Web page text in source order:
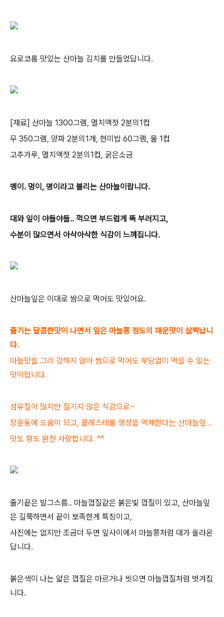
요로코롬 맛있는 산마늘 김치를 만들었답니다.
[재료] 산마늘 1300그램, 멸치액젓 2분의1컵
무 350그램, 양파 2분의1개, 현미밥 60그램, 물 1컵
고추가루, 멸치액젓 2분의1컵, 굵은소금
멩이. 멍이, 명이라고 불리는 산마늘이랍니다.
대와 잎이 야들야들.. 꺽으면 부드럽게 뚝 부러지고,
수분이 많으면서 아삭아삭한 식감이 느껴집니다.
산마늘잎은 이대로 쌈으로 먹어도 맛있어요.
줄기는 달콤한맛이 나면서 잎은 마늘쫑 정도의 매운맛이 살짝납니
다.
마늘맛을 그리 강하지 않아 쌈으로 먹어도 부담없이 먹을 수 있는
맛이랍니다.
섬유질이 많지만 질기지 않은 식감으로~
장운동에 도움이 되고, 콜레스테롤 생성을 억제한다는 산마늘잎 ..
맛도 향도 완전 사랑합니다. ^^
줄기끝은 발그스름.. 마늘껍질같은 붉은빛 껍질이 있고, 산마늘잎
은 길쭉하면서 끝이 뽀족한게 특징이고,
사진에는 없지만 조금더 두면 잎사이에서 마늘쫑처럼 대가 올라온
답니다.
붉은색이 나는 얇은 껍질은 마르거나 씻으면 마늘껍질처럼 벗겨집
니다.